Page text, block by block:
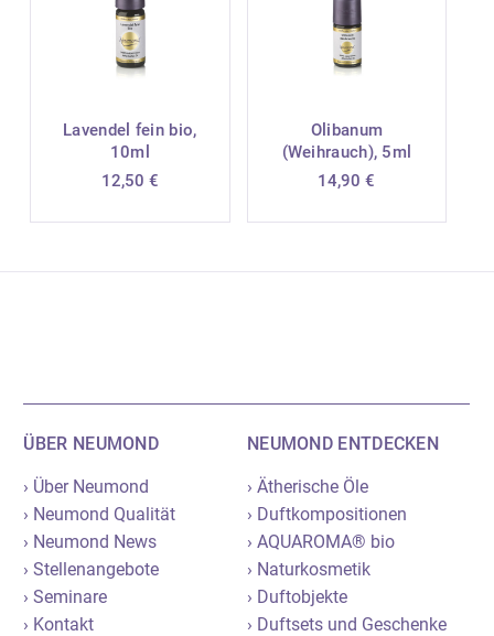
Lavendel fein bio,
10ml
12,50 €
Olibanum
(Weihrauch), 5ml
14,90€
ÜBER NEUMOND
› Über Neumond
› Neumond Qualität
› Neumond News
› Stellenangebote
› Seminare
› Kontakt
NEUMOND ENTDECKEN
› Ätherische Öle
› Duftkompositionen
› AQUAROMA® bio
› Naturkosmetik
› Duftobjekte
› Duftsets und Geschenke